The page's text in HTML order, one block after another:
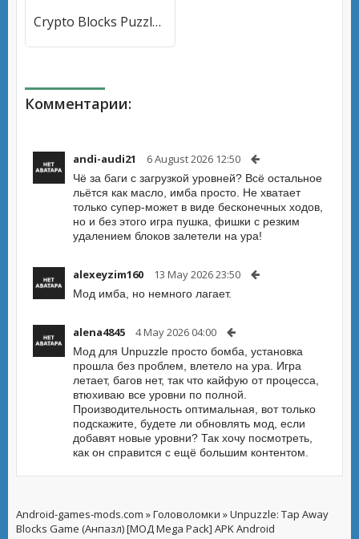
Crypto Blocks Puzzle Challenge [МОД Mega Pack] APK Android
Комментарии:
andi-audi21 6 August 2026 12:50
Чё за баги с загрузкой уровней? Всё остальное
льётся как масло, имба просто. Не хватает
только супер-может в виде бесконечных ходов,
но и без этого игра пушка, фишки с резким
удалением блоков залетели на ура!
alexeyzim160 13 May 2026 23:50
Мод имба, но немного лагает.
alena4845 4 May 2026 04:00
Мод для Unpuzzle просто бомба, установка
прошла без проблем, влетело на ура. Игра
летает, багов нет, так что кайфую от процесса,
втюхиваю все уровни по полной.
Производительность оптимальная, вот только
подскажите, будете ли обновлять мод, если
добавят новые уровни? Так хочу посмотреть,
как он справится с ещё большим контентом.
Android-games-mods.com »Головоломки » Unpuzzle: Tap Away
Blocks Game (Анпазл) [МОД Mega Pack] APK Android